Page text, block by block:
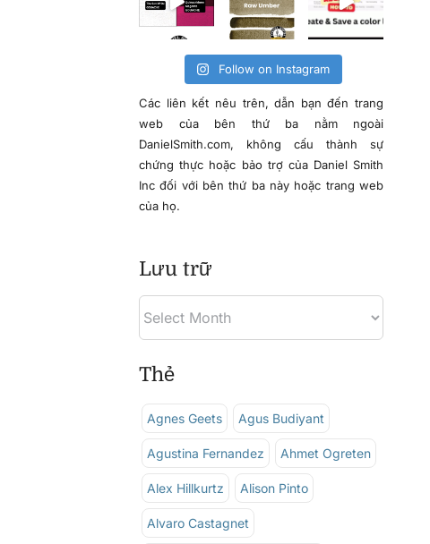
Follow on Instagram
Các liên kết nêu trên, dẫn bạn đến trang
web của bên thứ ba nằm ngoài
DanielSmith.com, không cấu thành sự
chứng thực hoặc bảo trợ của Daniel Smith
Inc đối với bên thứ ba này hoặc trang web
của họ.
Lưu trữ
Thẻ
Agnes Geets Agus Budiyant
Agustina Fernandez Ahmet Ogreten
Alex Hillkurtz Alison Pinto
Alvaro Castagnet